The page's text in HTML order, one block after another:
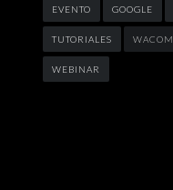
EVENTO GOOGLE
TUTORIALES WACOM
WEBINAR